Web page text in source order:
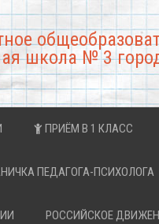
школа № 3
ПРИЁМ В 1 КЛАСС
ПЕДАГОГА-ПСИХОЛОГА
РОССИЙСКОЕ